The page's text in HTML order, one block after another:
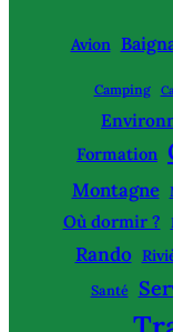
Avion
Camping
Formation
Montagne
Où dormir ?
Rando
Santé